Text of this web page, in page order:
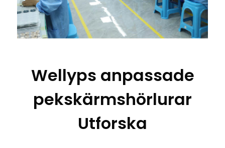
Wellyps anpassade
pekskärmshörlurar
Utforska